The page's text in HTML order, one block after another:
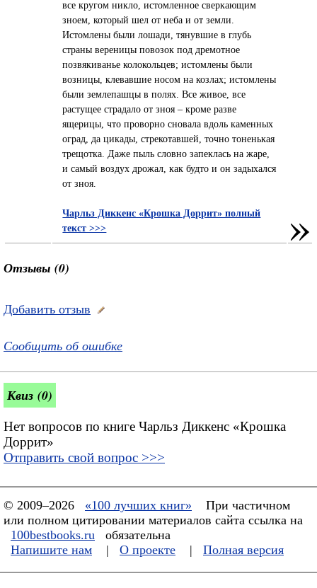
все кругом никло, истомленное сверкающим
зноем, который шел от неба и от земли.
Истомлены были лошади, тянувшие в глубь
страны вереницы повозок под дремотное
позвякиванье колокольцев; истомлены были
возницы, клевавшие носом на козлах; истомлены
были землепашцы в полях. Все живое, все
растущее страдало от зноя – кроме разве
ящерицы, что проворно сновала вдоль каменных
оград, да цикады, стрекотавшей, точно тоненькая
трещотка. Даже пыль словно запеклась на жаре,
и самый воздух дрожал, как будто и он задыхался
от зноя.
Чарльз Диккенс «Крошка Доррит» полный
текст >>>
»
Отзывы (0)
Добавить отзыв
Сообщить об ошибке
Квиз (0)
Нет вопросов по книге Чарльз Диккенс «Крошка
Доррит»
Отправить свой вопрос >>>
© 2009–2026 «100 лучших книг»
При частичном
или полном цитировании материалов сайта ссылка на
100bestbooks.ru
обязательна
Напишите нам
| О проекте | Полная версия